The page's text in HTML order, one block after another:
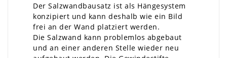
Der Salzwandbausatz ist als Hängesystem
konzipiert und kann deshalb wie ein Bild
frei an der Wand platziert werden.
Die Salzwand kann problemlos abgebaut
und an einer anderen Stelle wieder neu